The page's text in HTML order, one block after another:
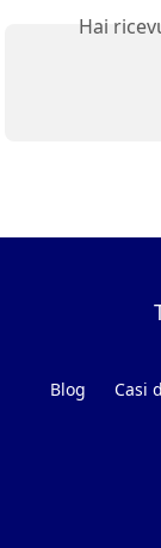
Hai
Blog Casi